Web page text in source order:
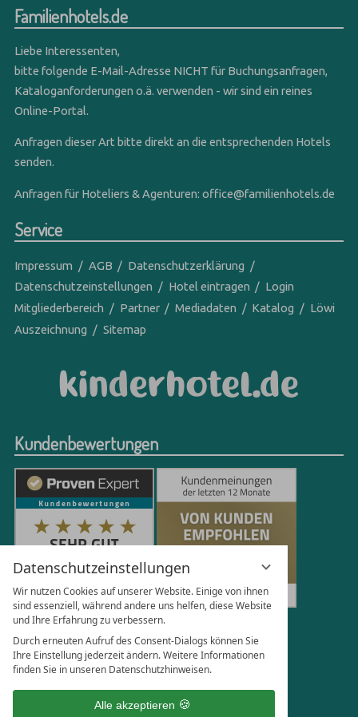
Datenschutzeinstellungen
Wir nutzen Cookies auf unserer Website. Einige von ihnen
sind essenziell, während andere uns helfen, diese Website
und Ihre Erfahrung zu verbessern.
Durch erneuten Aufruf des Consent-Dialogs können Sie
Ihre Einstellung jederzeit ändern. Weitere Informationen
finden Sie in unseren Datenschutzhinweisen.
Alle akzeptieren
Familienhotels.de
Liebe Interessenten,
bitte folgende E-Mail-Adresse NICHT für Buchungsanfragen,
Kataloganforderungen o.ä. verwenden - wir sind ein reines
Online-Portal.
Anfragen dieser Art bitte direkt an die entsprechenden Hotels
senden.
Anfragen für Hoteliers & Agenturen:office@familienhotels.de
Service
Impressum AGB
Datenschutzerklärung
Datenschutzeinstellungen
Hotel eintragen
Login
Mitgliederbereich
Partner Mediadaten Katalog
Löwi
Auszeichnung
Sitemap
Kundenbewertungen